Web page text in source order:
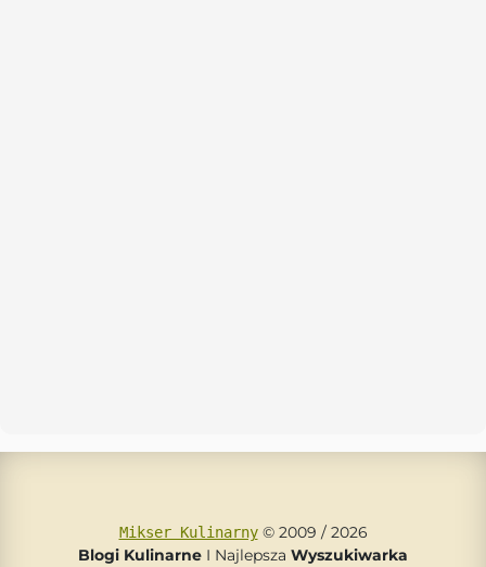
Mikser Kulinarny© 2009 / 2026
Blogi Kulinarne I Najlepsza Wyszukiwarka